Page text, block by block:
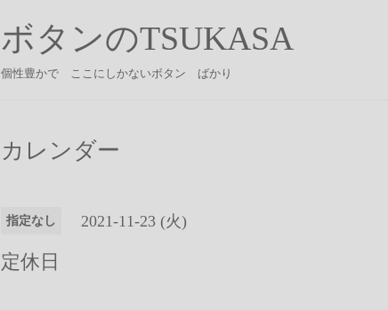
ボタンのTSUKASA
個性豊かで ここにしかないボタン ばかり
カレンダー
指定なし 2021-11-23 (火)
定休日